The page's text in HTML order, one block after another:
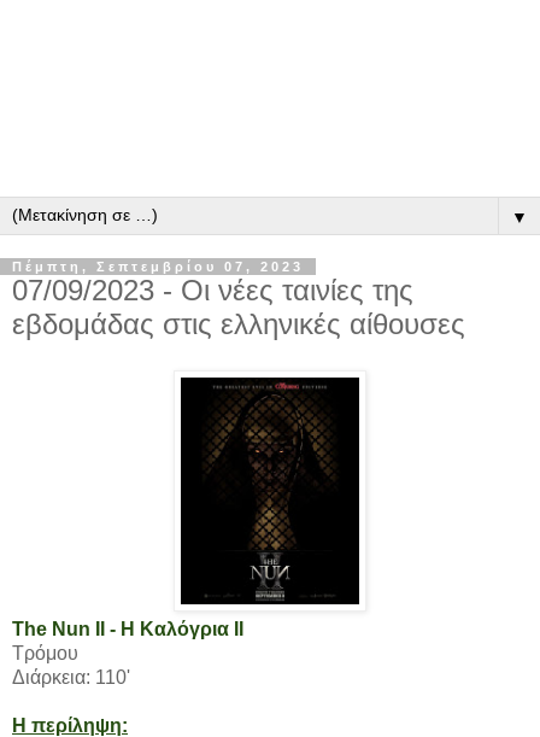
▼
Πέμπτη, Σεπτεμβρίου 07, 2023
07/09/2023 - Οι νέες ταινίες της
εβδομάδας στις ελληνικές αίθουσες
The Nun II - Η Καλόγρια II
Τρόμου
Διάρκεια: 110'
Η περίληψη: